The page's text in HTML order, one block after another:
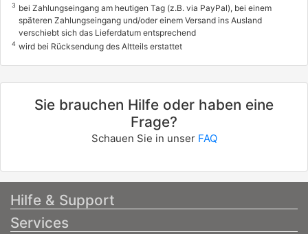
3 bei Zahlungseingang am heutigen Tag (z.B. via PayPal), bei einem
späteren Zahlungseingang und/oder einem Versand ins Ausland
verschiebt sich das Lieferdatum entsprechend
4 wird bei Rücksendung des Altteils erstattet
Sie brauchen Hilfe oder haben eine
Frage?
Schauen Sie in unser FAQ
Hilfe & Support
Services